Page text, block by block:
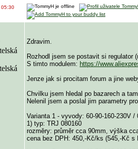
05:30
Zdravim.
Rozhodl jsem se postavit si regulator
S timto modulem: https://
Jenze jak si procitam forum a jine
Chvilku jsem hledal po bazarech a
Nelenil jsem a poslal jim parametry
Varianta 1 - vyvody: 60-90-160-230V /
1) typ: TRJ 080160
rozměry: průměr cca 90mm, výška
cena bez DPH: 450,-Kč/ks (545,-Kč s